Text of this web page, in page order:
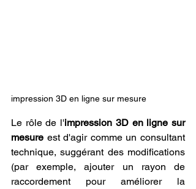
impression 3D en ligne sur mesure
Le rôle de l'impression 3D en ligne sur
mesure est d'agir comme un consultant
technique, suggérant des modifications
(par exemple, ajouter un rayon de
raccordement pour améliorer la